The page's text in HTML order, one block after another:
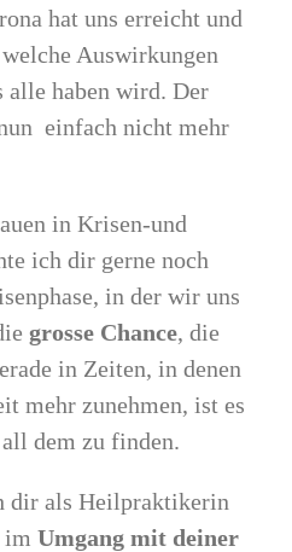
hat uns erreicht und
Auswirkungen
haben wird. Der
einfach nicht mehr
in Krisen-und
ich dir gerne noch
in der wir uns
grosse Chance, die
in Zeiten, in denen
mehr zunehmen, ist es
dem zu finden.
dir als Heilpraktikerin
im Umgang mit deiner